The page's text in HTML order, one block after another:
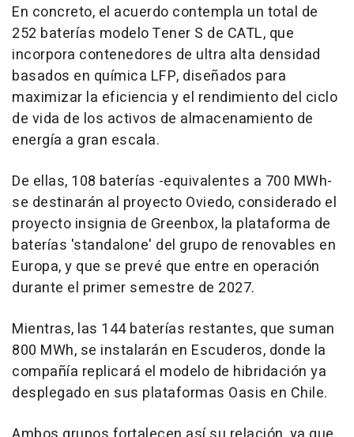
En concreto, el acuerdo contempla un total de
252 baterías modelo Tener S de CATL, que
incorpora contenedores de ultra alta densidad
basados en química LFP, diseñados para
maximizar la eficiencia y el rendimiento del ciclo
de vida de los activos de almacenamiento de
energía a gran escala.
De ellas, 108 baterías -equivalentes a 700 MWh-
se destinarán al proyecto Oviedo, considerado el
proyecto insignia de Greenbox, la plataforma de
baterías 'standalone' del grupo de renovables en
Europa, y que se prevé que entre en operación
durante el primer semestre de 2027.
Mientras, las 144 baterías restantes, que suman
800 MWh, se instalarán en Escuderos, donde la
compañía replicará el modelo de hibridación ya
desplegado en sus plataformas Oasis en Chile.